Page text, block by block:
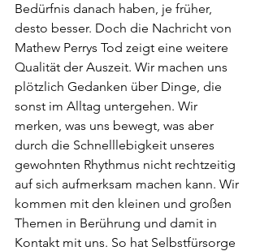
Bedürfnis danach haben, je früher,
desto besser. Doch die Nachricht von
Mathew Perrys Tod zeigt eine weitere
Qualität der Auszeit. Wir machen uns
plötzlich Gedanken über Dinge, die
sonst im Alltag untergehen. Wir
merken, was uns bewegt, was aber
durch die Schnelllebigkeit unseres
gewohnten Rhythmus nicht rechtzeitig
auf sich aufmerksam machen kann. Wir
kommen mit den kleinen und großen
Themen in Berührung und damit in
Kontakt mit uns. So hat Selbstfürsorge